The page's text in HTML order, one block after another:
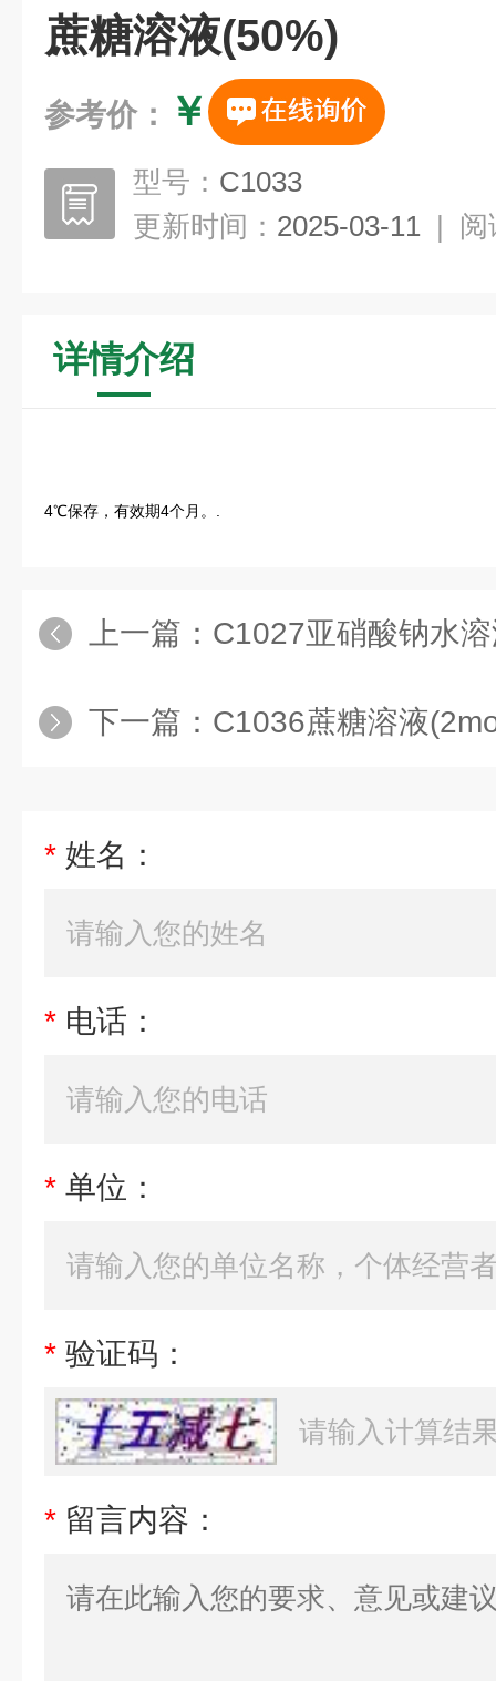
蔗糖溶液(50%)
参考价： ￥
型号： C1033
更新时间： 2025-03-11 | 阅
详情介绍
4℃保存，有效期4个月。.
上一篇： C1027亚硝酸钠水
下一篇： C1036蔗糖溶液
* 姓名：
* 电话：
* 单位：
* 验证码：
* 留言内容：